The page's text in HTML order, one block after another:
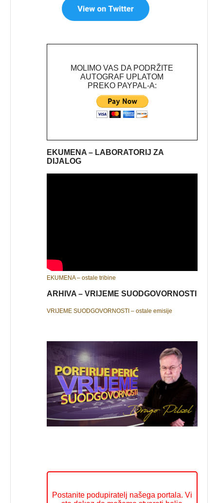
MOLIMO VAS DA PODRŽITE
AUTOGRAF UPLATOM
PREKO PAYPAL-A:
EKUMENA – LABORATORIJ ZA
DIJALOG
EKUMENA – ostale tribine
ARHIVA – VRIJEME SUODGOVORNOSTI
VRIJEME SUODGOVORNOSTI – ostale emisije
Postanite podupiratelj našega portala. Vi